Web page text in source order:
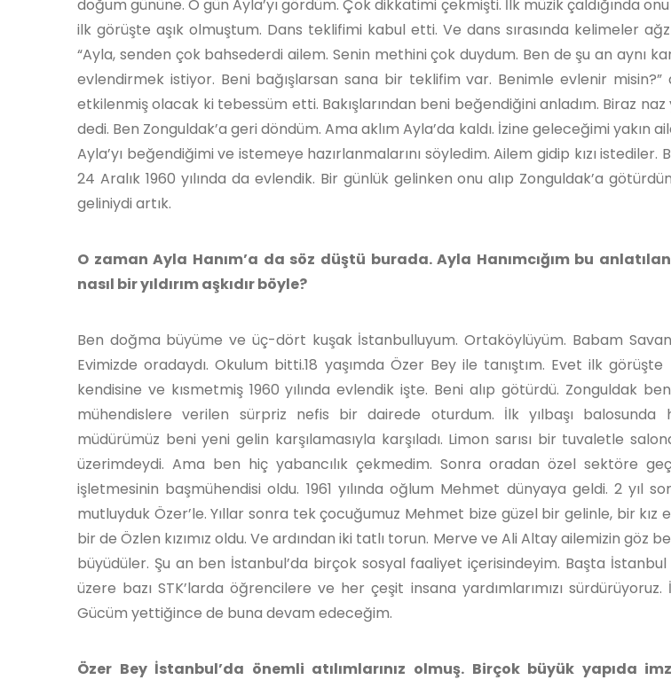
doğum gününe. O gün Ayla’yı gördüm. Çok dikkatimi çekmişti. İlk müzik çaldığında
ilk görüşte aşık olmuştum. Dans teklifimi kabul etti. Ve dans sırasında kelimeler
“Ayla, senden çok bahsederdi ailem. Senin methini çok duydum. Ben de şu an aynı
evlendirmek istiyor. Beni bağışlarsan sana bir teklifim var. Benimle evlenir
etkilenmiş olacak ki tebessüm etti. Bakışlarından beni beğendiğini anladım. Biraz
dedi. Ben Zonguldak’a geri döndüm. Ama aklım Ayla’da kaldı. İzine geleceğimi yakın
Ayla’yı beğendiğimi ve istemeye hazırlanmalarını söyledim. Ailem gidip kızı istediler.
24 Aralık 1960 yılında da evlendik. Bir günlük gelinken onu alıp Zonguldak’a
geliniydi artık.
O zaman Ayla Hanım’a da söz düştü burada. Ayla Hanımcığım bu
nasıl bir yıldırım aşkıdır böyle?
Ben doğma büyüme ve üç-dört kuşak İstanbulluyum. Ortaköylüyüm. Babam
Evimizde oradaydı. Okulum bitti.18 yaşımda Özer Bey ile tanıştım. Evet ilk
kendisine ve kısmetmiş 1960 yılında evlendik işte. Beni alıp götürdü. Zonguldak
mühendislere verilen sürpriz nefis bir dairede oturdum. İlk yılbaşı balosunda
müdürümüz beni yeni gelin karşılamasıyla karşıladı. Limon sarısı bir tuvaletle
üzerimdeydi. Ama ben hiç yabancılık çekmedim. Sonra oradan özel sektöre
işletmesinin başmühendisi oldu. 1961 yılında oğlum Mehmet dünyaya geldi. 2 yıl
mutluyduk Özer’le. Yıllar sonra tek çocuğumuz Mehmet bize güzel bir gelinle, bir kız
bir de Özlen kızımız oldu. Ve ardından iki tatlı torun. Merve ve Ali Altay ailemizin göz
büyüdüler. Şu an ben İstanbul’da birçok sosyal faaliyet içerisindeyim. Başta
üzere bazı STK’larda öğrencilere ve her çeşit insana yardımlarımızı
Gücüm yettiğince de buna devam edeceğim.
Özer Bey İstanbul’da önemli atılımlarınız olmuş. Birçok büyük yapıda